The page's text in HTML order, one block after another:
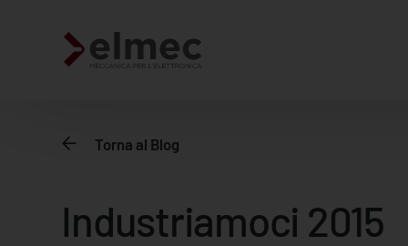
Torna al Blog
​Industriamoci 2015